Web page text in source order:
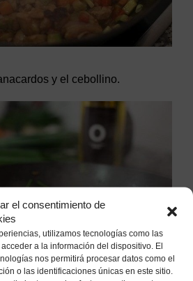
el consentimiento de
utilizamos tecnologías como las
a la información del dispositivo. El
nos permitirá procesar datos como el
o las identificaciones únicas en este sitio.
y el cebollino.